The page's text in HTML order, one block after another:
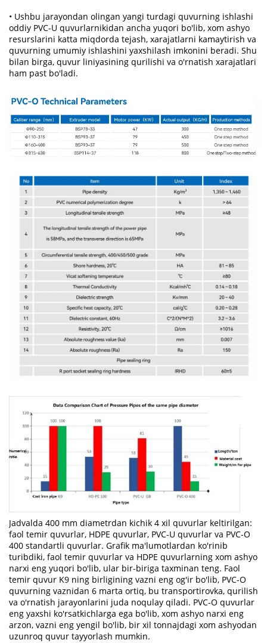
• Ushbu jarayondan olingan yangi turdagi quvurning ishlashi
oddiy PVC-U quvurlarnikidan ancha yuqori bo'lib, xom ashyo
resurslarini katta miqdorda tejash, xarajatlarni kamaytirish va
quvurning umumiy ishlashini yaxshilash imkonini beradi. Shu
bilan birga, quvur liniyasining qurilishi va o'rnatish xarajatlari
ham past bo'ladi.
Jadvalda 400 mm diametrdan kichik 4 xil quvurlar keltirilgan:
faol temir quvurlar, HDPE quvurlar, PVC-U quvurlar va PVC-O
400 standartli quvurlar. Grafik ma'lumotlardan ko'rinib
turibdiki, faol temir quvurlar va HDPE quvurlarning xom ashyo
narxi eng yuqori bo'lib, ular bir-biriga taxminan teng. Faol
temir quvur K9 ning birligining vazni eng og'ir bo'lib, PVC-O
quvurning vaznidan 6 marta ortiq, bu transportirovka, qurilish
va o'rnatish jarayonlarini juda noqulay qiladi. PVC-O quvurlar
eng yaxshi ko'rsatkichlarga ega bo'lib, xom ashyo narxi eng
arzon, vazni eng yengil bo'lib, bir xil tonnajdagi xom ashyodan
uzunroq quvur tayyorlash mumkin.